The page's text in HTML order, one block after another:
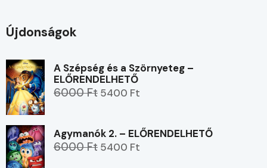
Újdonságok
A Szépség és a Szörnyeteg –
ELŐRENDELHETŐ
6000 Ft 5400 Ft
Agymanók 2. – ELŐRENDELHETŐ
6000 Ft 5400 Ft